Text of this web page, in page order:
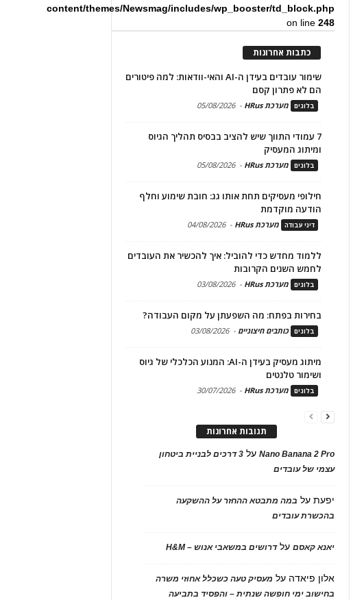
content/themes/Newsmag/includes/wp_booster/td_block.php
on line248
כתבות אחרונות
שימור עובדים בעידן ה-AI והאי-וודאות: למה פיטורים
הם לא פתרון קסם
בלוגים מערכת HRus -
05/08/2026
7 עמודי התווך שיש להציב בבסיס תהליך הגיוס
ומיתוג המעסיק
בלוגים מערכת HRus -
05/08/2026
חילופי מעסיקים תחת אותו גג: חובת שימוע וחלף
הודעה מוקדמת
דיני עבודה מערכת HRus -
04/08/2026
ללמוד מחדש כדי להוביל: איך להכשיר את העובדים
לחמש השנים הקרובות
בלוגים מערכת HRus -
03/08/2026
בחירות בפתח: מה השפעתן על מקום העבודה?
בלוגים כותבים חיצוניים -
03/08/2026
מיתוג מעסיק בעידן ה-AI: המנוע הכלכלי של גיוס
ושימור טלנטים
בלוגים מערכת HRus -
30/07/2026
תגובות אחרונות
Nano Banana 2 Proעל
3 דרכים לבניית ביטחון
עצמי של עובדים
יפעתעל במה מתבטא ההחזר על ההשקעה
בהכשרת עובדים
יאנא קאסםעלדרושים במשאבי אנוש – H&M
אלון פיאדה על מעסיק טעה כשכלל אחוזי משרה
בחישוב ימי חופשה שנתית – והפסיד בתביעה